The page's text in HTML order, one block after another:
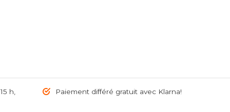
h,
Paiement différé gratuit avec Klarna!